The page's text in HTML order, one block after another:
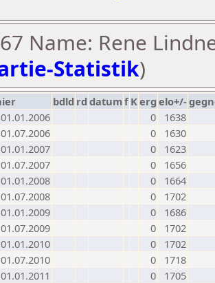
Name: Rene
Statistik)
bdld rd datumf Kerg elo+/-
0
1638
0
1630
0
1623
0
1656
0
1664
0
1702
0
1686
0
1702
0
1702
0
1718
0
1705